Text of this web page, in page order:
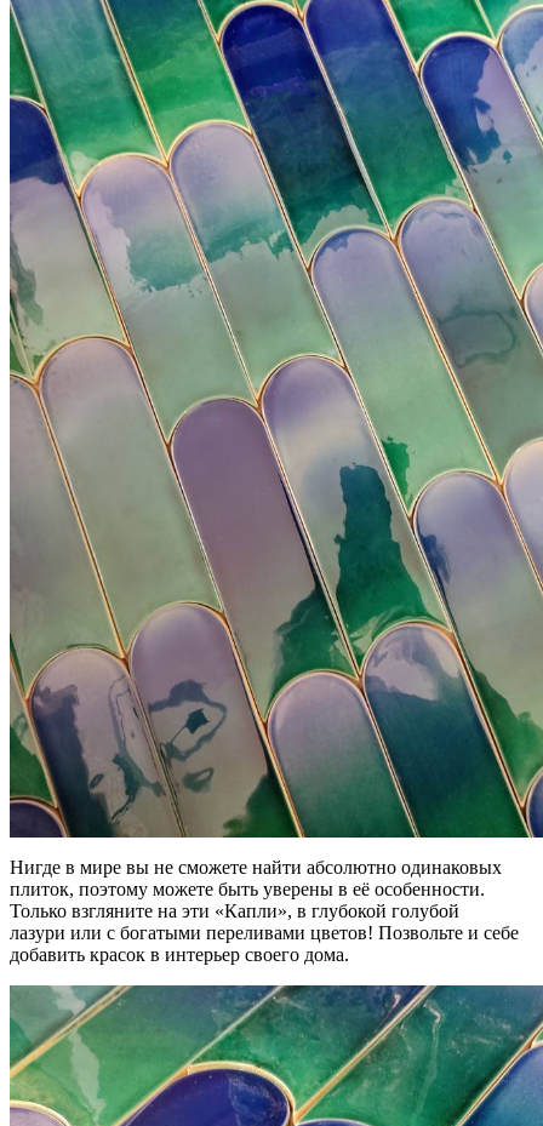
Нигде в мире вы не сможете найти абсолютно одинаковых
плиток, поэтому можете быть уверены в её особенности.
Только взгляните на эти «Капли», в глубокой голубой
лазури или с богатыми переливами цветов! Позвольте и себе
добавить красок в интерьер своего дома.